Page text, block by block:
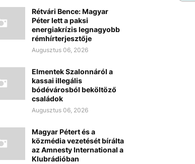
Rétvári Bence: Magyar
Péter lett a paksi
energiakrízis legnagyobb
rémhírterjesztője
Augusztus 06, 2026
Elmentek Szalonnáról a
kassai illegális
bódévárosból beköltöző
családok
Augusztus 06, 2026
Magyar Pétert és a
közmédia vezetését bírálta
az Amnesty International a
Klubrádióban